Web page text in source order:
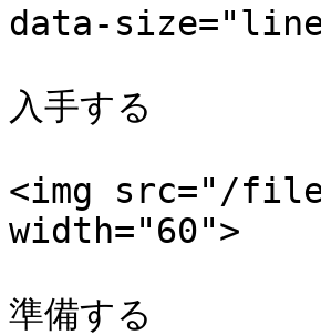
data-
入手する
<img src="/
width="60">
準備する